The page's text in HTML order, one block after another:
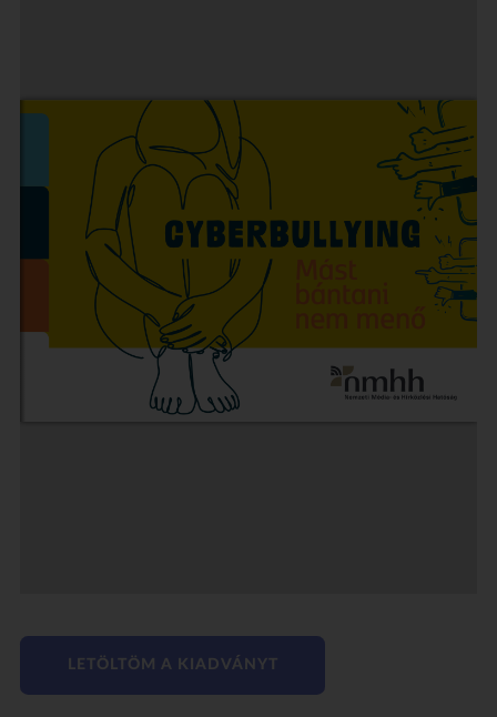
LETÖLTÖM A KIADVÁNYT